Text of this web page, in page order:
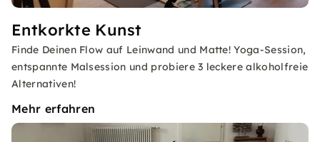
Entkorkte Kunst
Finde Deinen Flow auf Leinwand und Matte! Yoga-Session,
entspannte Malsession und probiere 3 leckere alkoholfreie
Alternativen!
Mehr erfahren